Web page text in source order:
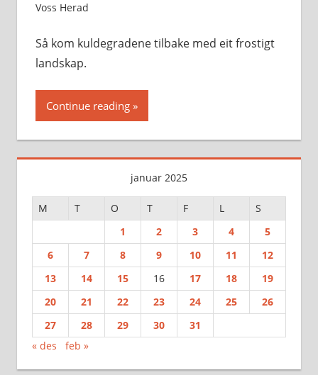
Voss Herad
Så kom kuldegradene tilbake med eit frostigt
landskap.
Continue reading
januar 2025
M T O T F L
S
1
2 3 4
5
6
7 8 9 10 11
12
13
14 15 16 17 18
19
20
21 22 23 24 25
26
27
28 29 30
31
« des
feb »